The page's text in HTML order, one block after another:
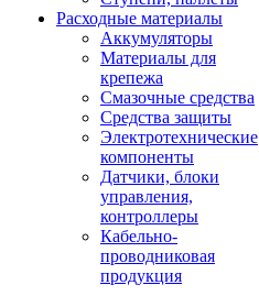
Расходные материалы
Аккумуляторы
Материалы для
крепежа
Смазочные средства
Средства защиты
Электротехнические
компоненты
Датчики, блоки
управления,
контроллеры
Кабельно-
проводниковая
продукция